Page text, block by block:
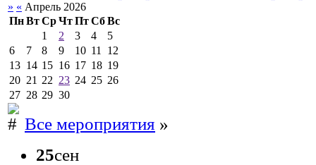
» « Апрель 2026
ПнВтСрЧтПтСбВс
1
2 3 4
5
6
7 8 9 10 11
12
13 14 15 16 17 18 19
20 21 22 23 24 25 26
27 28 29 30
Все мероприятия »
25сен